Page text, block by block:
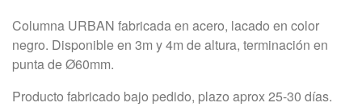
Columna URBAN fabricada en acero, lacado en color
negro. Disponible en 3m y 4m de altura, terminación en
punta de Ø60mm.
Producto fabricado bajo pedido, plazo aprox 25-30 días.